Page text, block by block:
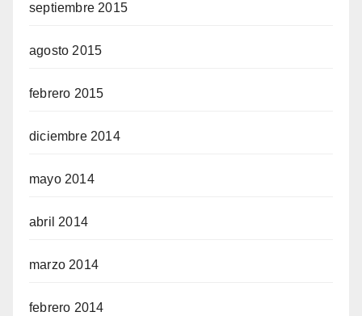
septiembre 2015
agosto 2015
febrero 2015
diciembre 2014
mayo 2014
abril 2014
marzo 2014
febrero 2014